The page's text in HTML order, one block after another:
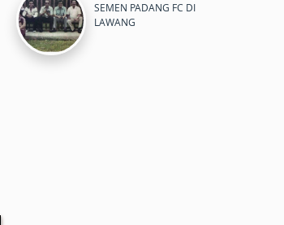
SEMEN PADANG FC DI
LAWANG